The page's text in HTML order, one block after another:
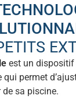
est un
permet
sa piscine.